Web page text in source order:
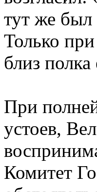
тут же был
Только
близ полка
При
устоев,
Комитет